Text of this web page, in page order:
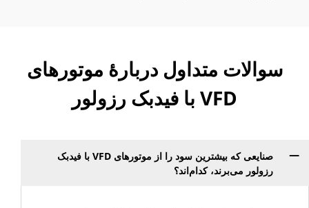
سوالات متداول دربارهٔ موتورهای
VFD با فیدبک رزولور
صنایعی که بیشترین سود را از موتورهای VFD با فیدبک
رزولور می‌برند، کدام‌اند؟